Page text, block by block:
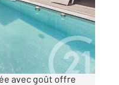
d'Ornon, cette
avec goût offre